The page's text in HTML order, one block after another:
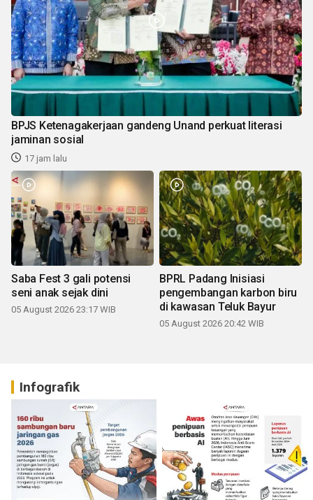
BPJS Ketenagakerjaan gandeng Unand perkuat literasi
jaminan sosial
17 jam lalu
Saba Fest 3 gali potensi
seni anak sejak dini
05 August 2026 23:17 WIB
BPRL Padang Inisiasi
pengembangan karbon biru
di kawasan Teluk Bayur
05 August 2026 20:42 WIB
Infografik